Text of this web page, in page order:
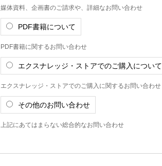
媒体資料、企画書のご請求や、詳細なお問い合わせ
PDF書籍について
PDF書籍に関するお問い合わせ
エクスナレッジ・ストアでのご購入について
エクスナレッジ・ストアでのご購入に関するお問い合わせ
その他のお問い合わせ
上記にあてはまらない総合的なお問い合わせ